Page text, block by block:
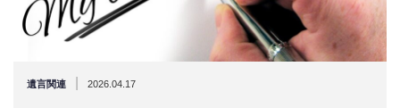
遺言関連 2026.04.17